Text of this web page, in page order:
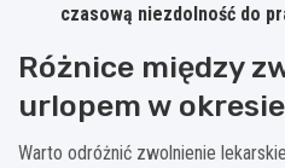
czasową niezdolność do
Różnice między
urlopem w
Warto odróżnić zwolnienie